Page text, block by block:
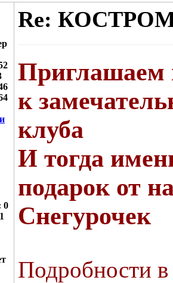
0
Re:
Приглашаем
к
клуба
И тогда
подарок от
Снегурочек
Подробности в